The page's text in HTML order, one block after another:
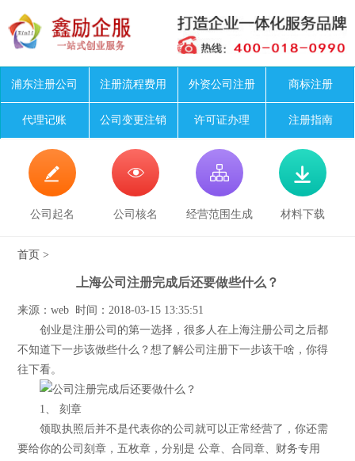
浦东注册公司 注册流程费用 外资公司注册 商标注册
代理记账 公司变更注销 许可证办理 注册指南

公司起名

公司核名

经营范围生成

材料下载
首页 >
上海公司注册完成后还要做些什么？
来源：web 时间：2018-03-15 13:35:51
创业是注册公司的第一选择，很多人在上海注册公司之后都
不知道下一步该做些什么？想了解公司注册下一步该干啥，你得
往下看。
1、 刻章
领取执照后并不是代表你的公司就可以正常经营了，你还需
要给你的公司刻章，五枚章，分别是 公章、合同章、财务专用